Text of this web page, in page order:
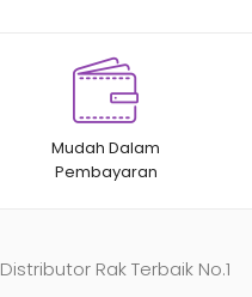
Mudah Dalam
Pembayaran
Distributor Rak Terbaik No.1